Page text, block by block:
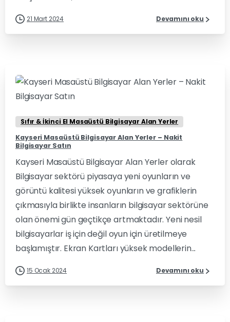
21 Mart 2024 Devamını oku
0 0
Sıfır & İkinci El Masaüstü Bilgisayar Alan Yerler
Kayseri Masaüstü Bilgisayar Alan Yerler – Nakit
Bilgisayar Satın
Kayseri Masaüstü Bilgisayar Alan Yerler olarak
Bilgisayar sektörü piyasaya yeni oyunların ve
görüntü kalitesi yüksek oyunların ve grafiklerin
çıkmasıyla birlikte insanların bilgisayar sektörüne
olan önemi gün geçtikçe artmaktadır. Yeni nesil
bilgisayarlar iş için değil oyun için üretilmeye
başlamıştır. Ekran Kartları yüksek modellerin...
15 Ocak 2024 Devamını oku